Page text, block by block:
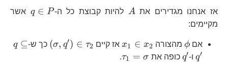
אז אנחנו מגדירים את A A להיות קבוצת כל ה-
q\in
P
q ∈ P
אשר
מקיימים:
אם \phi ϕ מהצורה
x_{1}\in
x_{2}
x1 ∈ x2 אז קיים (σ, q′) ∈ τ2 כך ש- q ⊆
q′ ו- q′ כופה את
\tau_{1}=\sigma
τ1 = σ
.